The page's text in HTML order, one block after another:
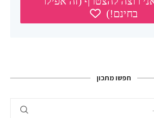
חפשו מתכון